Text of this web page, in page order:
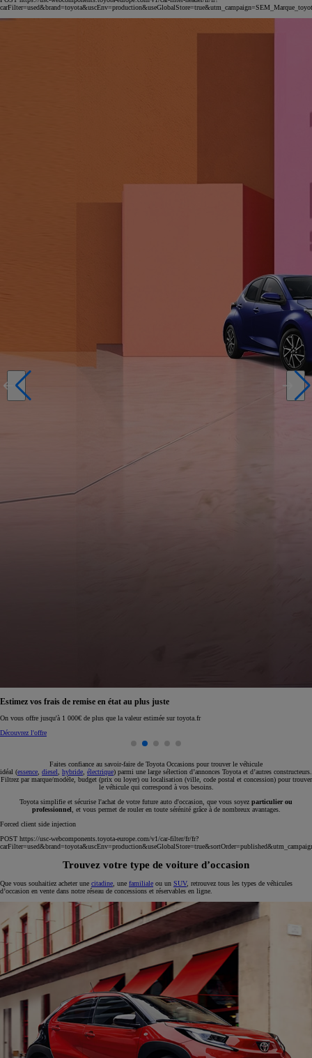
Estimez vos frais de remise en état au plus juste
On vous offre jusqu'à 1 000€ de plus que la valeur estimée sur toyota.fr
Découvrez l'offre
Faites confiance au savoir-faire de Toyota Occasions pour trouver le véhicule
idéal (essence, diesel, hybride, électrique) parmi une large sélection d’annonces Toyota et d’autres constructeurs.
Filtrez par marque/modèle, budget (prix ou loyer) ou localisation (ville, code postal et concession) pour trouver
le véhicule qui correspond à vos besoins.
Toyota simplifie et sécurise l'achat de votre future auto d'occasion, que vous soyez particulier ou
professionnel, et vous permet de rouler en toute sérénité grâce à de nombreux avantages.
Forced client side injection
POST https://usc-webcomponents.toyota-europe.com/v1/car-filter/fr/fr?
Trouvez votre type de voiture d’occasion
Que vous souhaitiez acheter une citadine, une familiale ou un SUV, retrouvez tous les types de véhicules
d’occasion en vente dans notre réseau de concessions et réservables en ligne.